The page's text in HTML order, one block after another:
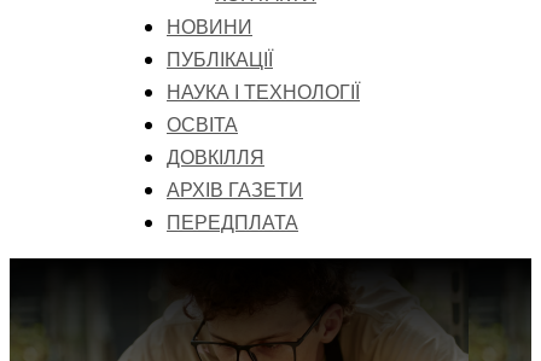
НОВИНИ
ПУБЛІКАЦІЇ
НАУКА І ТЕХНОЛОГІЇ
ОСВІТА
ДОВКІЛЛЯ
АРХІВ ГАЗЕТИ
ПЕРЕДПЛАТА